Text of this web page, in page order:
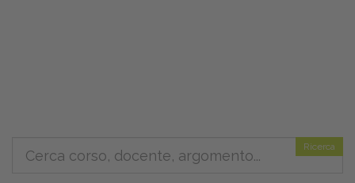
Ricerca